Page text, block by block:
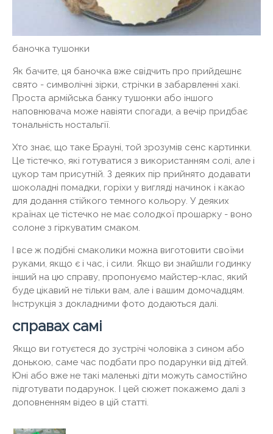
баночка тушонки
Як бачите, ця баночка вже свідчить про прийдешнє
свято - символічні зірки, стрічки в забарвленні хакі.
Проста армійська банку тушонки або іншого
наповнювача може навіяти спогади, а вечір придбає
тональність ностальгії.
Хто знає, що таке Брауні, той зрозумів сенс картинки.
Це тістечко, які готуватися з використанням солі, але і
цукор там присутній. З деяких пір прийнято додавати
шоколадні помадки, горіхи у вигляді начинок і какао
для додання стійкого темного кольору. У деяких
країнах це тістечко не має солодкої прошарку - воно
солоне з гіркуватим смаком.
І все ж подібні смаколики можна виготовити своїми
руками, якщо є і час, і сили. Якщо ви знайшли годинку
інший на цю справу, пропонуємо майстер-клас, який
буде цікавий не тільки вам, але і вашим домочадцям.
Інструкція з докладними фото додаються далі.
справах самі
Якщо ви готуєтеся до зустрічі чоловіка з сином або
донькою, саме час подбати про подарунки від дітей.
Юні або вже не такі маленькі діти можуть самостійно
підготувати подарунок. І цей сюжет покажемо далі з
доповненням відео в цій статті.